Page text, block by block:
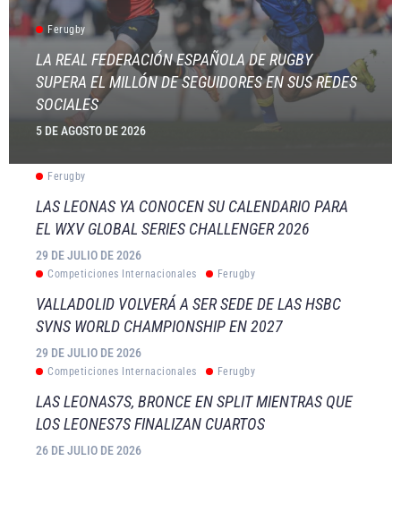
Ferugby
LA REAL FEDERACIÓN ESPAÑOLA DE RUGBY
SUPERA EL MILLÓN DE SEGUIDORES EN SUS REDES
SOCIALES
5 DE AGOSTO DE 2026
Ferugby
LAS LEONAS YA CONOCEN SU CALENDARIO PARA
EL WXV GLOBAL SERIES CHALLENGER 2026
29 DE JULIO DE 2026
Competiciones Internacionales Ferugby
VALLADOLID VOLVERÁ A SER SEDE DE LAS HSBC
SVNS WORLD CHAMPIONSHIP EN 2027
29 DE JULIO DE 2026
Competiciones Internacionales Ferugby
LAS LEONAS7S, BRONCE EN SPLIT MIENTRAS QUE
LOS LEONES7S FINALIZAN CUARTOS
26 DE JULIO DE 2026